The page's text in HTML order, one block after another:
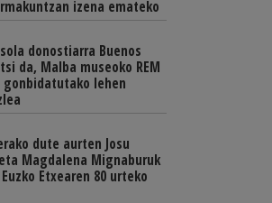
izena emateko
donostiarra Buenos
da, Malba museoko REM
lehen
dute aurten Josu
Magdalena Mignaburuk
Etxearen 80 urteko